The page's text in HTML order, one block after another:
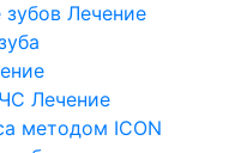
зубов Лечение
Лечение
методом ICON